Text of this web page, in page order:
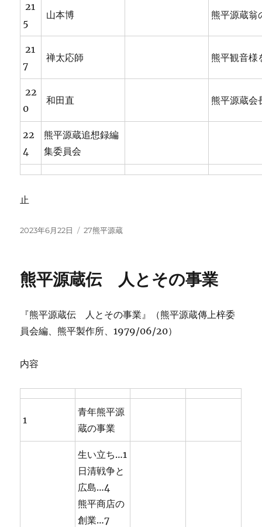
21
5
山本博 熊平源蔵翁
21
7
禅太応師 熊平観音様
22
0
和田直 熊平源蔵会
22
4
熊平源蔵追想録編
集委員会
止
投
2023年6月22日
カ
ー
27熊平源蔵
熊平源蔵伝 人とその事業
『熊平源蔵伝 人とその事業』（熊平源蔵傳上梓委
員会編、熊平製作所、1979/06/20）
内容
1
青年熊平源
蔵の事業
生い立ち…1
日清戦争と
広島…4
熊平商店の
創業…7